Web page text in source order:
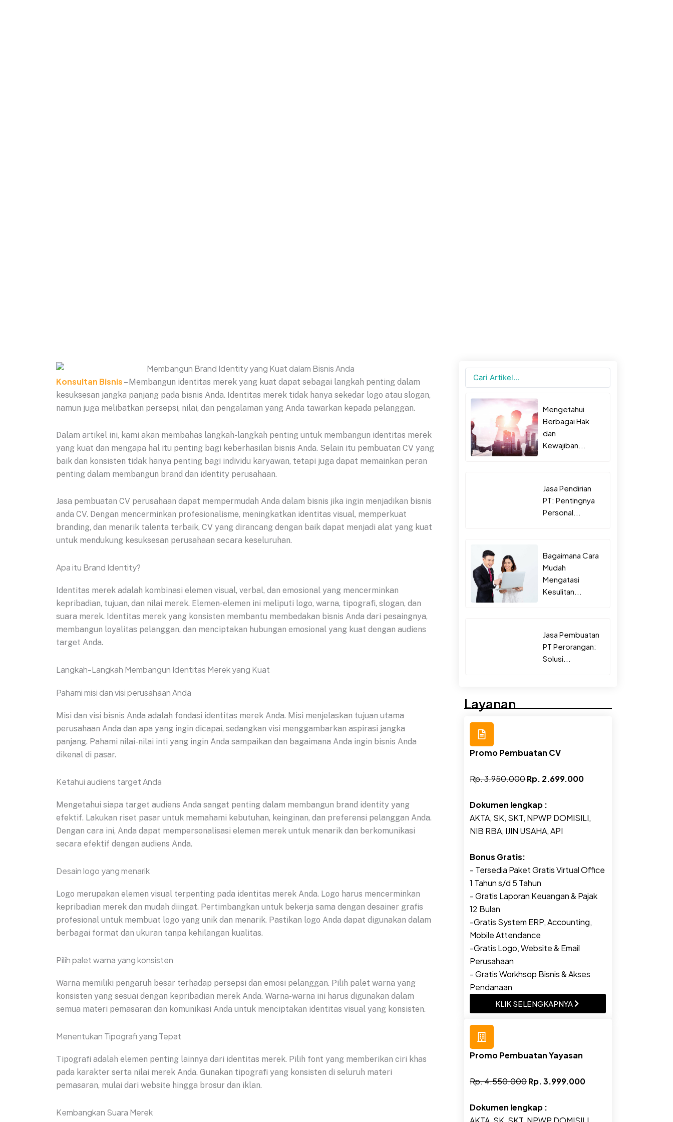
Konsultan Bisnis – Membangun identitas merek yang kuat dapat sebagai langkah penting dalam
kesuksesan jangka panjang pada bisnis Anda. Identitas merek tidak hanya sekedar logo atau slogan,
namun juga melibatkan persepsi, nilai, dan pengalaman yang Anda tawarkan kepada pelanggan.
Dalam artikel ini, kami akan membahas langkah-langkah penting untuk membangun identitas merek
yang kuat dan mengapa hal itu penting bagi keberhasilan bisnis Anda. Selain itu pembuatan CV yang
baik dan konsisten tidak hanya penting bagi individu karyawan, tetapi juga dapat memainkan peran
penting dalam membangun brand dan identity perusahaan.
Jasa pembuatan CV perusahaan dapat mempermudah Anda dalam bisnis jika ingin menjadikan bisnis
anda CV. Dengan mencerminkan profesionalisme, meningkatkan identitas visual, memperkuat
branding, dan menarik talenta terbaik, CV yang dirancang dengan baik dapat menjadi alat yang kuat
untuk mendukung kesuksesan perusahaan secara keseluruhan.
Apa itu Brand Identity?
Identitas merek adalah kombinasi elemen visual, verbal, dan emosional yang mencerminkan
kepribadian, tujuan, dan nilai merek. Elemen-elemen ini meliputi logo, warna, tipografi, slogan, dan
suara merek. Identitas merek yang konsisten membantu membedakan bisnis Anda dari pesaingnya,
membangun loyalitas pelanggan, dan menciptakan hubungan emosional yang kuat dengan audiens
target Anda.
Langkah-Langkah Membangun Identitas Merek yang Kuat
Pahami misi dan visi perusahaan Anda
Misi dan visi bisnis Anda adalah fondasi identitas merek Anda. Misi menjelaskan tujuan utama
perusahaan Anda dan apa yang ingin dicapai, sedangkan visi menggambarkan aspirasi jangka
panjang. Pahami nilai-nilai inti yang ingin Anda sampaikan dan bagaimana Anda ingin bisnis Anda
dikenal di pasar.
Ketahui audiens target Anda
Mengetahui siapa target audiens Anda sangat penting dalam membangun brand identity yang
efektif. Lakukan riset pasar untuk memahami kebutuhan, keinginan, dan preferensi pelanggan Anda.
Dengan cara ini, Anda dapat mempersonalisasi elemen merek untuk menarik dan berkomunikasi
secara efektif dengan audiens Anda.
Desain logo yang menarik
Logo merupakan elemen visual terpenting pada identitas merek Anda. Logo harus mencerminkan
kepribadian merek dan mudah diingat. Pertimbangkan untuk bekerja sama dengan desainer grafis
profesional untuk membuat logo yang unik dan menarik. Pastikan logo Anda dapat digunakan dalam
berbagai format dan ukuran tanpa kehilangan kualitas.
Pilih palet warna yang konsisten
Warna memiliki pengaruh besar terhadap persepsi dan emosi pelanggan. Pilih palet warna yang
konsisten yang sesuai dengan kepribadian merek Anda. Warna-warna ini harus digunakan dalam
semua materi pemasaran dan komunikasi Anda untuk menciptakan identitas visual yang konsisten.
Menentukan Tipografi yang Tepat
Tipografi adalah elemen penting lainnya dari identitas merek. Pilih font yang memberikan ciri khas
pada karakter serta nilai merek Anda. Gunakan tipografi yang konsisten di seluruh materi
pemasaran, mulai dari website hingga brosur dan iklan.
Kembangkan Suara Merek
Search
Mengetahui
Berbagai Hak
dan
Kewajiban...
Jasa Pendirian
PT: Pentingnya
Personal...
Bagaimana Cara
Mudah
Mengatasi
Kesulitan...
Jasa Pembuatan
PT Perorangan:
Solusi...
Layanan
Promo Pembuatan CV
Rp. 3.950.000Rp. 2.699.000
Dokumen lengkap :
AKTA, SK, SKT, NPWP DOMISILI,
NIB RBA, IJIN USAHA, API
Bonus Gratis:
- Tersedia Paket Gratis Virtual Office
1 Tahun s/d 5 Tahun
- Gratis Laporan Keuangan & Pajak
12 Bulan
-Gratis System ERP, Accounting,
Mobile Attendance
-Gratis Logo, Website & Email
Perusahaan
- Gratis Workhsop Bisnis & Akses
Pendanaan
KLIK SELENGKAPNYA
Promo Pembuatan Yayasan
Rp. 4.550.000Rp. 3.999.000
Dokumen lengkap :